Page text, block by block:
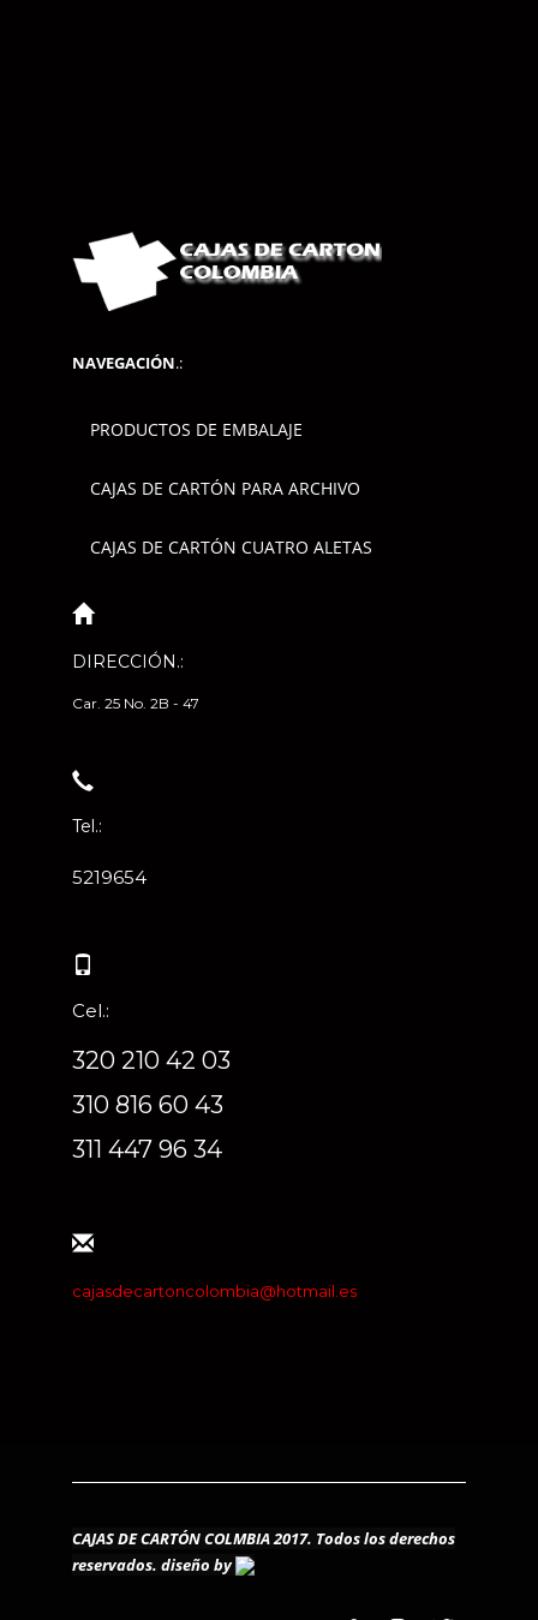
NAVEGACIÓN.:
PRODUCTOS DE EMBALAJE
CAJAS DE CARTÓN PARA ARCHIVO
CAJAS DE CARTÓN CUATRO ALETAS
DIRECCIÓN.:
Car. 25 No. 2B - 47
Tel.:
5219654
Cel.:
320 210 42 03
310 816 60 43
311 447 96 34
cajasdecartoncolombia@hotmail.es
CAJAS DE CARTÓN COLMBIA 2017. Todos los derechos
reservados. diseño by